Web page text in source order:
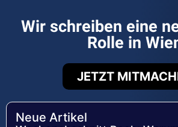
Wir schreiben eine
Rolle in
JETZT
Neue Artikel